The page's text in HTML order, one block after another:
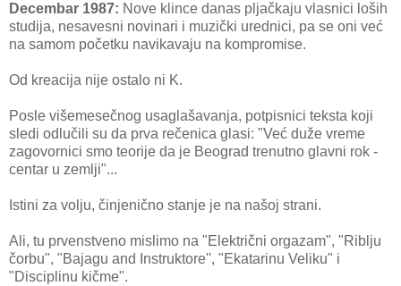
Decembar 1987: Nove klince danas pljačkaju vlasnici loših
studija, nesavesni novinari i muzički urednici, pa se oni već
na samom početku navikavaju na kompromise.
Od kreacija nije ostalo ni K.
Posle višemesečnog usaglašavanja, potpisnici teksta koji
sledi odlučili su da prva rečenica glasi: "Već duže vreme
zagovornici smo teorije da je Beograd trenutno glavni rok -
centar u zemlji"...
Istini za volju, činjenično stanje je na našoj strani.
Ali, tu prvenstveno mislimo na "Električni orgazam", "Riblju
čorbu", "Bajagu and Instruktore'', "Ekatarinu Veliku" i
"Disciplinu kičme".